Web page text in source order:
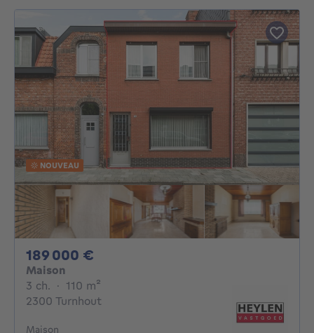
NOUVEAU
189 000 €
Maison
3 ch. 3 chambres
· 110 m²
2300 Turnhout
Maison